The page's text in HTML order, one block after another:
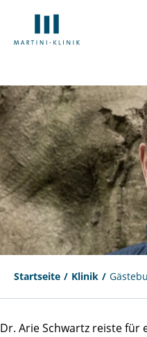
Startseite Klinik
Dr. Arie Schwartz reiste